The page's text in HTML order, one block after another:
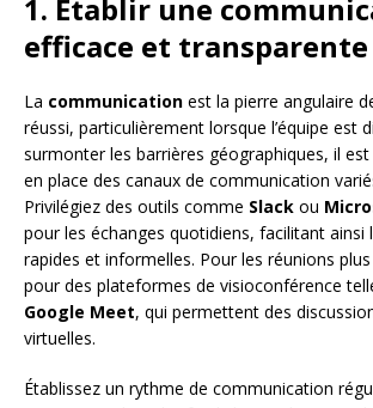
1. Établir une
efficace et transparente
La communication est la pierre angulaire
réussi, particulièrement lorsque l’équipe est
surmonter les barrières géographiques, il
en place des canaux de communication
Privilégiez des outils comme Slack ou
pour les échanges quotidiens, facilitant ainsi
rapides et informelles. Pour les réunions
pour des plateformes de visioconférence
Google Meet, qui permettent des
virtuelles.
Établissez un rythme de communication